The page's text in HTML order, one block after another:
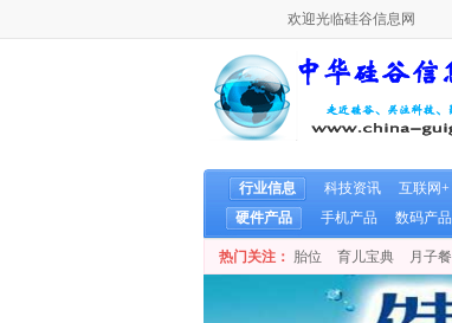
欢迎光临硅谷信息网
行业信息 科技资讯 互联网+
硬件产品
手机产品 数码产品
热门关注： 胎位 育儿宝典 月子餐